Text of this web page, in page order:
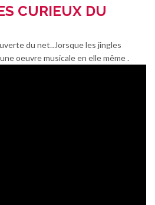
CURIEUX DU
du net…lorsque les jingles
oeuvre musicale en elle même .